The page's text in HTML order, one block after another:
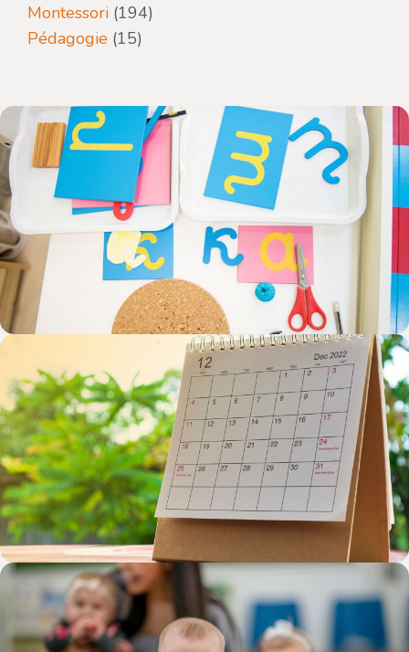
Montessori (194)
Pédagogie (15)